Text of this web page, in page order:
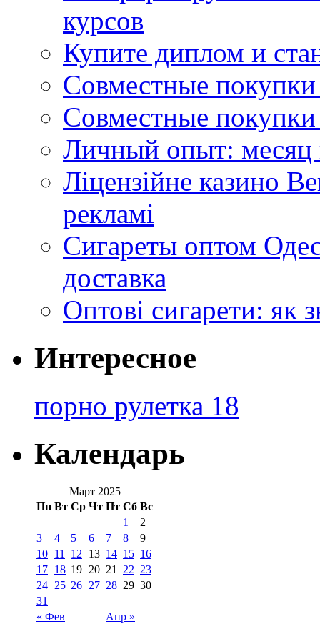
курсов
Купите диплом и
Совместные
Совместные покупки
Личный опыт: месяц
Ліцензійне казино
рекламі
Сигареты оптом
доставка
Оптові сигарети: як
Интересное
порно рулетка 18
Календарь
Март 2025
Пн Вт Ср Чт Пт Сб Вс
« Фев Апр »
1
2
3
4 5 6 7 8
9
10 11 12 13 14 15 16
17 18 19 20 21 22 23
24 25 26 27 28 29 30
31